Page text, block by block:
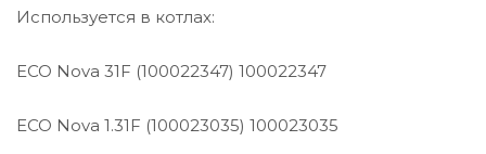
Используется в котлах:
ECO Nova 31F (100022347) 100022347
ECO Nova 1.31F (100023035) 100023035
Распродажа / Товар со скидкой